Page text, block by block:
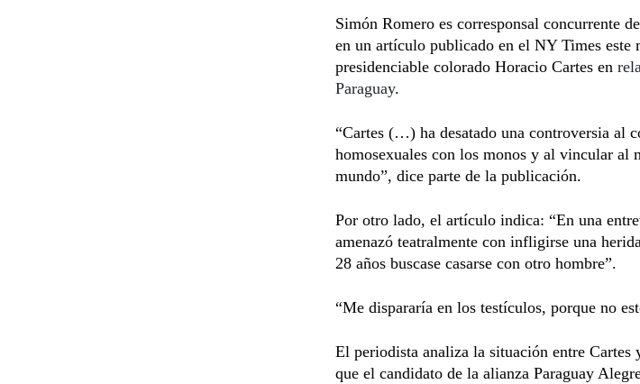
Simón Romero es corresponsal concurrente
en un artículo publicado en el NY Times este
presidenciable colorado Horacio Cartes en
Paraguay.
“Cartes (…) ha desatado una controversia al
homosexuales con los monos y al vincular al
mundo”, dice parte de la publicación.
Por otro lado, el artículo indica: “En una
amenazó teatralmente con infligirse una
28 años buscase casarse con otro hombre”.
“Me dispararía en los testículos, porque no
El periodista analiza la situación entre
que el candidato de la alianza Paraguay